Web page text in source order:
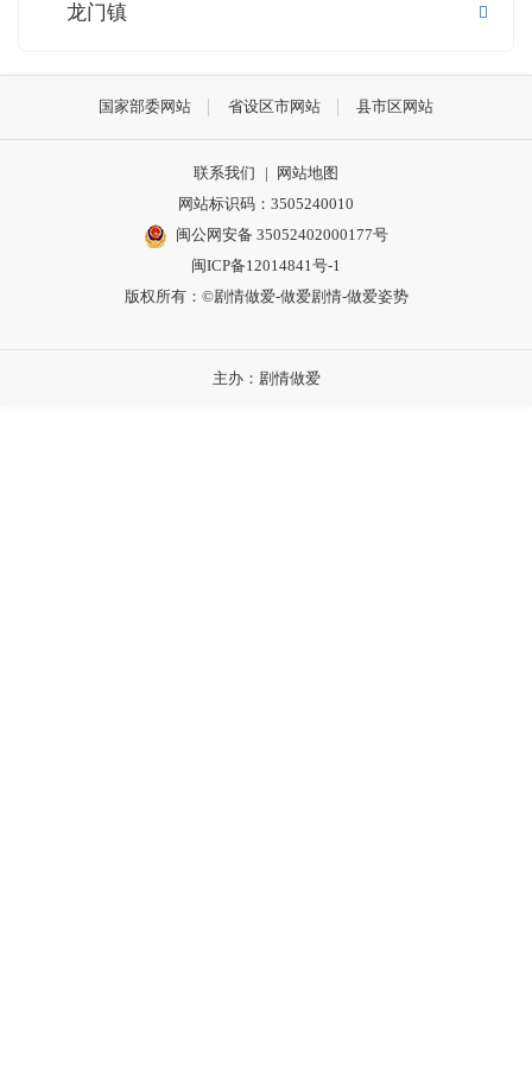
龙门镇
国家部委网站 省设区市网站 县市区网站
联系我们 | 网站地图
网站标识码：3505240010
闽公网安备 35052402000177号
闽ICP备12014841号-1
版权所有：©剧情做爱-做爱剧情-做爱姿势
主办：剧情做爱